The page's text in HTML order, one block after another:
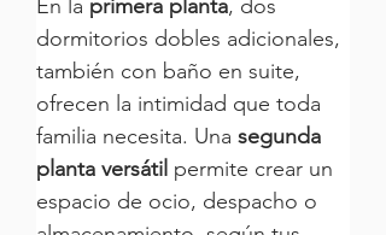
En la primera planta, dos
dormitorios dobles adicionales,
también con baño en suite,
ofrecen la intimidad que toda
familia necesita. Una segunda
planta versátil permite crear un
espacio de ocio, despacho o